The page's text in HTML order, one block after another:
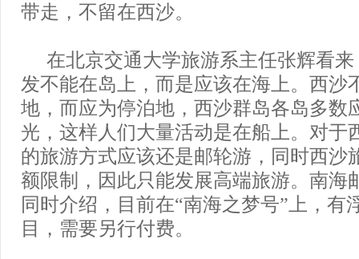
带走，不留在西沙。
在北京交通大学旅游系主任张辉看
发不能在岛上，而是应该在海上。西沙
地，而应为停泊地，西沙群岛各岛多数
光，这样人们大量活动是在船上。对于
的旅游方式应该还是邮轮游，同时西沙
额限制，因此只能发展高端旅游。南海
同时介绍，目前在“南海之梦号”上，有
目，需要另行付费。